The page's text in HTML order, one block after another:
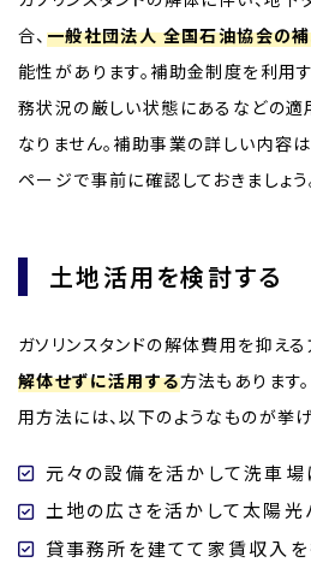
合、 一般社団法人 全国石油協会の
能性があります。補助金制度を利用
務状況の厳しい状態にあるなどの
なりません。補助事業の詳しい内容
ページで事前に確認しておきましょう
土地活用を検討する
ガソリンスタンドの解体費用を抑え
解体せずに活用する方法もあります
用方法には、以下のようなものが挙げ
元々の設備を活かして洗車場
土地の広さを活かして太陽光
貸事務所を建てて家賃収入を